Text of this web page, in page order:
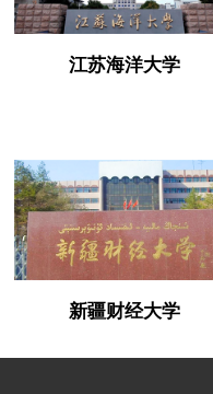
江苏海洋大学
新疆财经大学